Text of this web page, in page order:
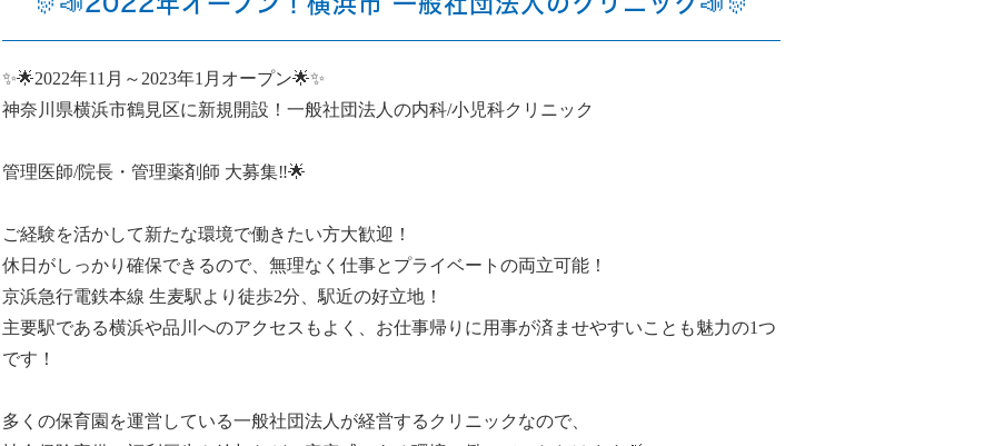
✨🌟2022年11月～2023年1月オープン🌟✨
神奈川県横浜市鶴見区に新規開設！一般社団法人の内科/小児科クリニック
管理医師/院長・管理薬剤師 大募集‼🌟
ご経験を活かして新たな環境で働きたい方大歓迎！
休日がしっかり確保できるので、無理なく仕事とプライベートの両立可能！
京浜急行電鉄本線 生麦駅より徒歩2分、駅近の好立地！
主要駅である横浜や品川へのアクセスもよく、お仕事帰りに用事が済ませやすいことも魅力の1つ
です！
多くの保育園を運営している一般社団法人が経営するクリニックなので、